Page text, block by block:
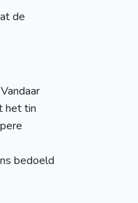
de
het tin
bedoeld